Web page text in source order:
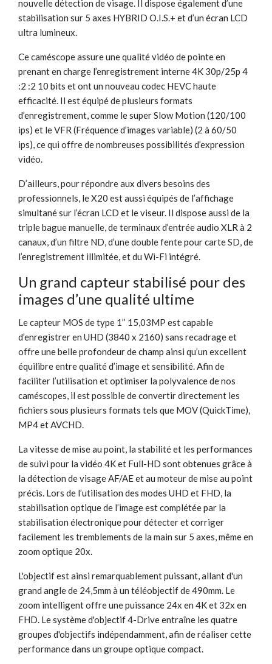
nouvelle détection de visage. Il dispose également d’une
stabilisation sur 5 axes HYBRID O.I.S.+ et d’un écran LCD
ultra lumineux.
Ce caméscope assure une qualité vidéo de pointe en
prenant en charge l’enregistrement interne 4K 30p/25p 4
:2 :2 10 bits et ont un nouveau codec HEVC haute
efficacité. Il est équipé de plusieurs formats
d’enregistrement, comme le super Slow Motion (120/100
ips) et le VFR (Fréquence d’images variable) (2 à 60/50
ips), ce qui offre de nombreuses possibilités d’expression
vidéo.
D’ailleurs, pour répondre aux divers besoins des
professionnels, le X20 est aussi équipés de l’affichage
simultané sur l’écran LCD et le viseur. Il dispose aussi de la
triple bague manuelle, de terminaux d’entrée audio XLR à 2
canaux, d’un filtre ND, d’une double fente pour carte SD, de
l’enregistrement illimitée, et du Wi-Fi intégré.
Un grand capteur stabilisé pour des
images d’une qualité ultime
Le capteur MOS de type 1’’ 15,03MP est capable
d’enregistrer en UHD (3840 x 2160) sans recadrage et
offre une belle profondeur de champ ainsi qu’un excellent
équilibre entre qualité d’image et sensibilité. Afin de
faciliter l’utilisation et optimiser la polyvalence de nos
caméscopes, il est possible de convertir directement les
fichiers sous plusieurs formats tels que MOV (QuickTime),
MP4 et AVCHD.
La vitesse de mise au point, la stabilité et les performances
de suivi pour la vidéo 4K et Full-HD sont obtenues grâce à
la détection de visage AF/AE et au moteur de mise au point
précis. Lors de l’utilisation des modes UHD et FHD, la
stabilisation optique de l’image est complétée par la
stabilisation électronique pour détecter et corriger
facilement les tremblements de la main sur 5 axes, même en
zoom optique 20x.
L'objectif est ainsi remarquablement puissant, allant d'un
grand angle de 24,5mm à un téléobjectif de 490mm. Le
zoom intelligent offre une puissance 24x en 4K et 32x en
FHD. Le système d'objectif 4-Drive entraîne les quatre
groupes d'objectifs indépendamment, afin de réaliser cette
performance dans un groupe optique compact.